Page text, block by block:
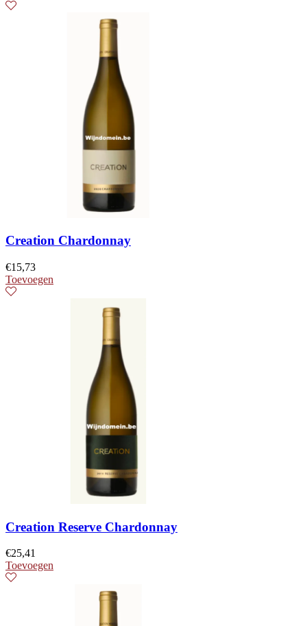
Creation Chardonnay
€15,73
Toevoegen
Creation Reserve Chardonnay
€25,41
Toevoegen